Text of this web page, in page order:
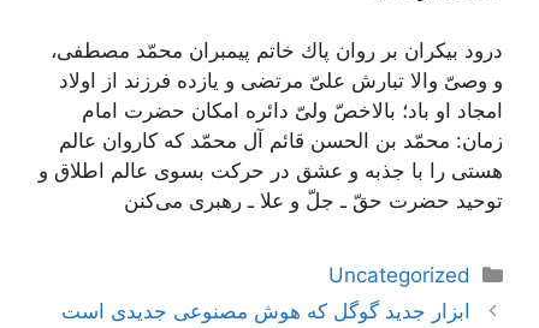
درود بیكران بر روان پاك خاتم پیمبران محمّد مصطفى،
و وصىّ والا تبارش علىّ مرتضى و یازده فرزند از اولاد
امجاد او باد؛ بالاخصّ ولىّ دائره امكان حضرت امام
زمان: محمّد بن الحسن قائم آل محمّد كه كاروان عالم
هستى را با جذبه و عشق در حركت بسوى عالم اطلاق و
توحید حضرت حقّ ـ جلّ و علا ـ رهبرى مى‌كنن
دسته‌ها
Uncategorized
ناوبریابزار جدید گوگل که هوش مصنوعی جدیدی است